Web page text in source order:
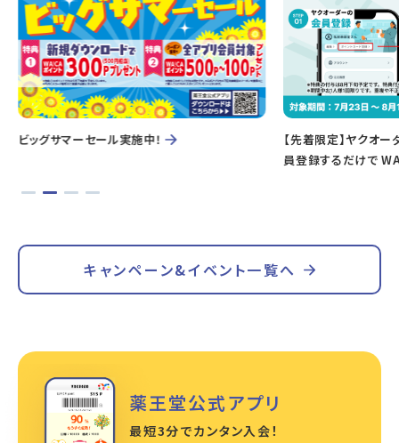
ビッグサマーセール実施中！
【先着限定】ヤクオ
員登録するだけで
キャンペーン&イベント一覧へ
薬王堂公式アプリ
最短3分でカンタン入会！